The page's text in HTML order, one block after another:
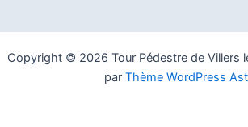
Copyright © 2026 Tour Pédestre de Villers
par Thème WordPress